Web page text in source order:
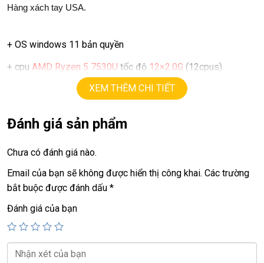
Hàng xách tay USA.
+ OS windows 11 bản quyền
+ cpu AMD Ryzen 5 7530U tốc độ 12×2.0G (12cpus).
13in FHD+
(1920 X 1200 ), touch X360
+ Vga AMD graphics
+ usb 3.0, webcam, finger, usb type C
+ Pin mới sạc 50 lần.
+ phím chiclet,
XEM THÊM CHI TIẾT
Đánh giá sản phẩm
Chưa có đánh giá nào.
Email của bạn sẽ không được hiển thị công khai. Các trường
bắt buộc được đánh dấu *
Đánh giá của bạn